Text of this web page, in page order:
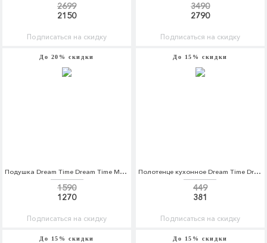
2699
2150
Подписаться на скидку
3490
2790
Подписаться на скидку
До 20% скидки
Подушка Dream Time Dream Time MP002XU0DWQI
1590
1270
Подписаться на скидку
До 15% скидки
Полотенце кухонное Dream Time Dream Time MP002XU0E6NO
449
381
Подписаться на скидку
До 15% скидки До 15% скидки